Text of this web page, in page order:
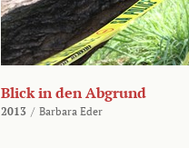
Blick in den Abgrund
2013 / Barbara Eder